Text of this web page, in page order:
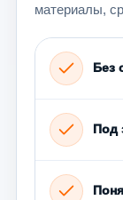
материалы,
Без
Под